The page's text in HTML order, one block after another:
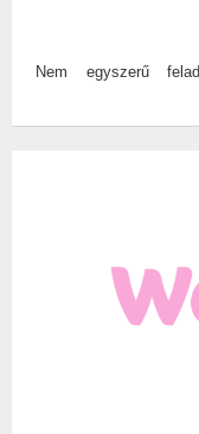
Nem egyszerű